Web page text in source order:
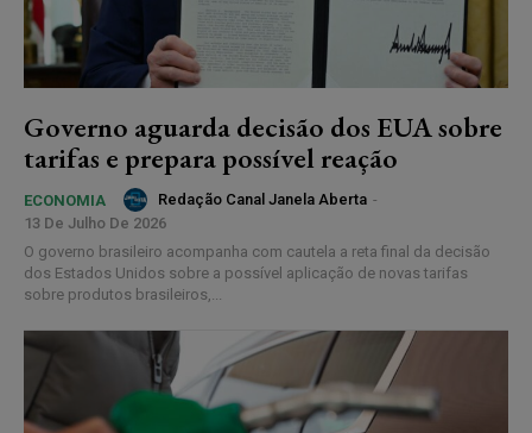
Governo aguarda decisão dos EUA sobre
tarifas e prepara possível reação
ECONOMIA Redação Canal Janela Aberta -
13 De Julho De 2026
O governo brasileiro acompanha com cautela a reta final da decisão
dos Estados Unidos sobre a possível aplicação de novas tarifas
sobre produtos brasileiros,...